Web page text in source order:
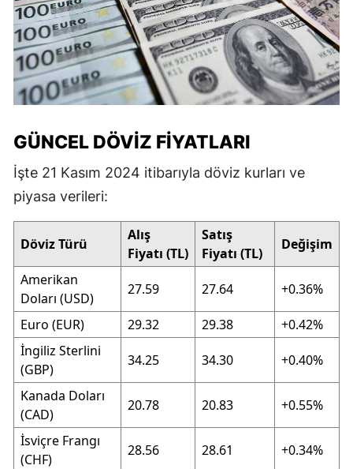
GÜNCEL DÖVIZ FIYATLARI
İşte 21 Kasım 2024 itibarıyla döviz kurları ve
piyasa verileri:
Döviz Türü
Alış
Fiyatı (TL)
Satış
Fiyatı (TL)
Değişim
Amerikan
Doları (USD)
27.59 27.64 +0.36%
Euro (EUR) 29.32 29.38
+0.42%
İngiliz Sterlini
(GBP)
34.25 34.30 +0.40%
Kanada Doları
(CAD)
20.78 20.83 +0.55%
İsviçre Frangı
(CHF)
28.56 28.61 +0.34%